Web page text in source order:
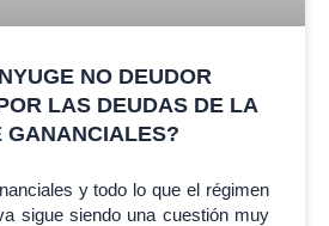
NO DEUDOR
LAS DEUDAS DE LA
GANANCIALES?
y todo lo que el régimen
sigue siendo una cuestión muy